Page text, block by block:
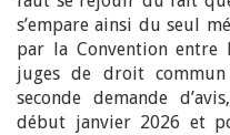
s’empare ainsi du seul
par la Convention entre
juges de droit
seconde demande
début janvier 2026 et